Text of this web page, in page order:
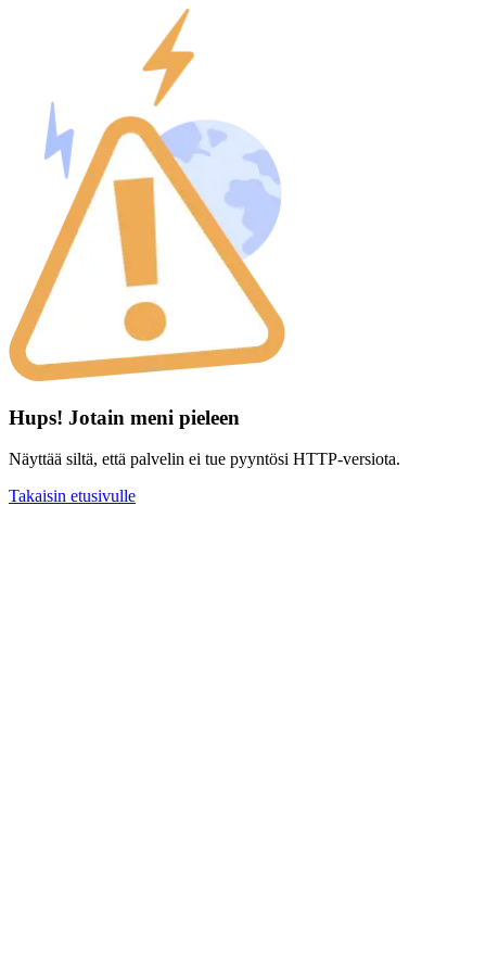
Hups! Jotain meni pieleen
Näyttää siltä, että palvelin ei tue pyyntösi HTTP-versiota.
Takaisin etusivulle